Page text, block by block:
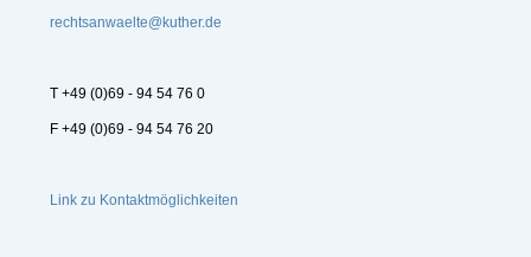
rechtsanwaelte@kuther.de
T +49 (0)69 - 94 54 76 0
F +49 (0)69 - 94 54 76 20
Link zu Kontaktmöglichkeiten